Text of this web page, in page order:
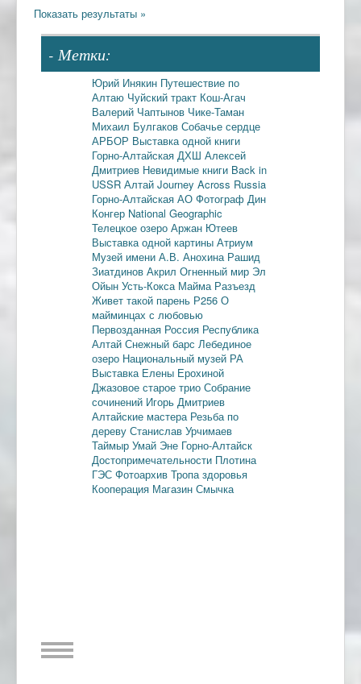
- Метки:
Юрий Инякин Путешествие по
Алтаю Чуйский тракт Кош-Агач
Валерий Чаптынов Чике-Таман
Михаил Булгаков Собачье сердце
АРБОР Выставка одной книги
Горно-Алтайская ДХШ Алексей
Дмитриев Невидимые книги Back in
USSR Алтай Journey Across Russia
Горно-Алтайская АО Фотограф Дин
Конгер National Geographic
Телецкое озеро Аржан Ютеев
Выставка одной картины Атриум
Музей имени А.В. Анохина Рашид
Зиатдинов Акрил Огненный мир Эл
Ойын Усть-Кокса Майма Разъезд
Живет такой парень Р256 О
майминцах с любовью
Первозданная Россия Республика
Алтай Снежный барс Лебединое
озеро Национальный музей РА
Выставка Елены Ерохиной
Джазовое старое трио Собрание
сочинений Игорь Дмитриев
Алтайские мастера Резьба по
дереву Станислав Урчимаев
Таймыр Умай Эне Горно-Алтайск
Достопримечательности Плотина
ГЭС Фотоархив Тропа здоровья
Кооперация Магазин Смычка